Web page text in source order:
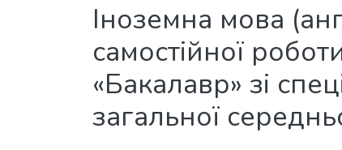
Іноземна мова
самостійної
«Бакалавр» зі
загальної